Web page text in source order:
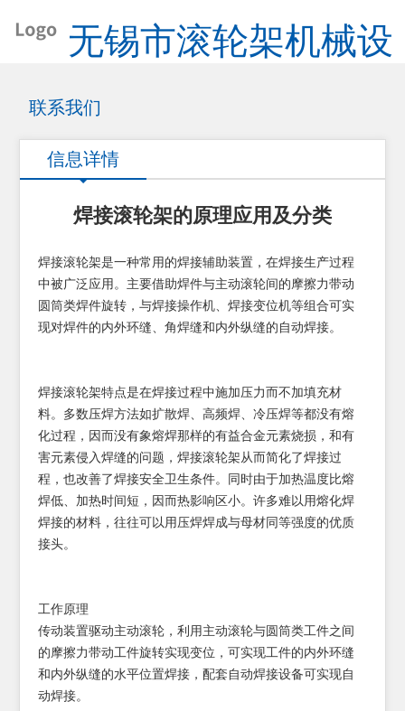
无锡市滚轮架机械设
备厂
联系我们
信息详情
焊接滚轮架的原理应用及分类
焊接滚轮架是一种常用的焊接辅助装置，在焊接生产过程
中被广泛应用。主要借助焊件与主动滚轮间的摩擦力带动
圆筒类焊件旋转，与焊接操作机、焊接变位机等组合可实
现对焊件的内外环缝、角焊缝和内外纵缝的自动焊接。
焊接滚轮架特点是在焊接过程中施加压力而不加填充材
料。多数压焊方法如扩散焊、高频焊、冷压焊等都没有熔
化过程，因而没有象熔焊那样的有益合金元素烧损，和有
害元素侵入焊缝的问题，焊接滚轮架从而简化了焊接过
程，也改善了焊接安全卫生条件。同时由于加热温度比熔
焊低、加热时间短，因而热影响区小。许多难以用熔化焊
焊接的材料，往往可以用压焊焊成与母材同等强度的优质
接头。
工作原理
传动装置驱动主动滚轮，利用主动滚轮与圆筒类工件之间
的摩擦力带动工件旋转实现变位，可实现工件的内外环缝
和内外纵缝的水平位置焊接，配套自动焊接设备可实现自
动焊接。